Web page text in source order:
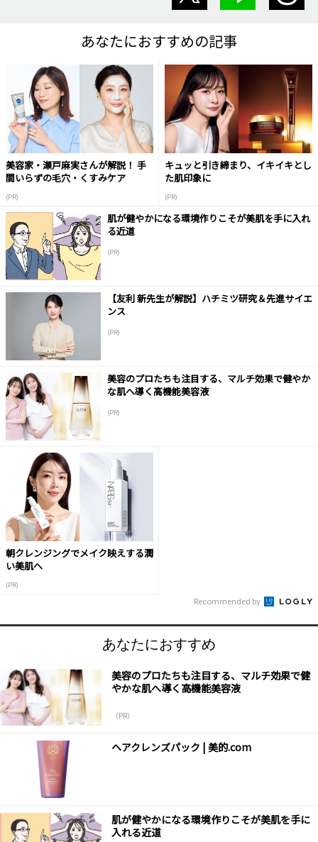
あなたにおすすめの記事
美容家・瀬戸麻実さんが解説！ 手
間いらずの毛穴・くすみケア
(PR)
キュッと引き締まり、イキイキとし
た肌印象に
(PR)
肌が健やかになる環境作りこそが美肌を手に入れ
る近道
(PR)
【友利 新先生が解説】ハチミツ研究＆先進サイエ
ンス
(PR)
美容のプロたちも注目する、マルチ効果で健やか
な肌へ導く高機能美容液
(PR)
朝クレンジングでメイク映えする潤
い美肌へ
(PR)
Recommended by
あなたにおすすめ
美容のプロたちも注目する、マルチ効果で健
やかな肌へ導く高機能美容液
（PR）
ヘアクレンズパック | 美的.com
肌が健やかになる環境作りこそが美肌を手に
入れる近道